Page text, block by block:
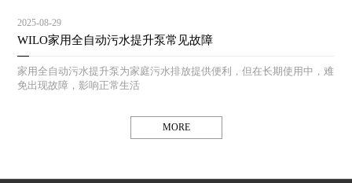
2025-08-29
WILO家用全自动污水提升泵常见故障
家用全自动污水提升泵为家庭污水排放提供便利，但在长期使用中，难
免出现故障，影响正常生活
MORE